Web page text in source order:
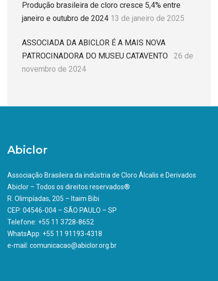
Produção brasileira de cloro cresce 5,4% entre
janeiro e outubro de 2024 13 de janeiro de 2025
ASSOCIADA DA ABICLOR É A MAIS NOVA
PATROCINADORA DO MUSEU CATAVENTO
26 de
novembro de 2024
Abiclor
Associação Brasileira da indústria de Cloro Álcalis e Derivados
Abiclor – Todos os direitos reservados®
R. Olimpíadas, 205 – Itaim Bibi
CEP: 04546-004 – SÃO PAULO – SP
Telefone: +55 11 3728-8652
WhatsApp: +55 11 91193-4318
e-mail: comunicacao@abiclor.org.br